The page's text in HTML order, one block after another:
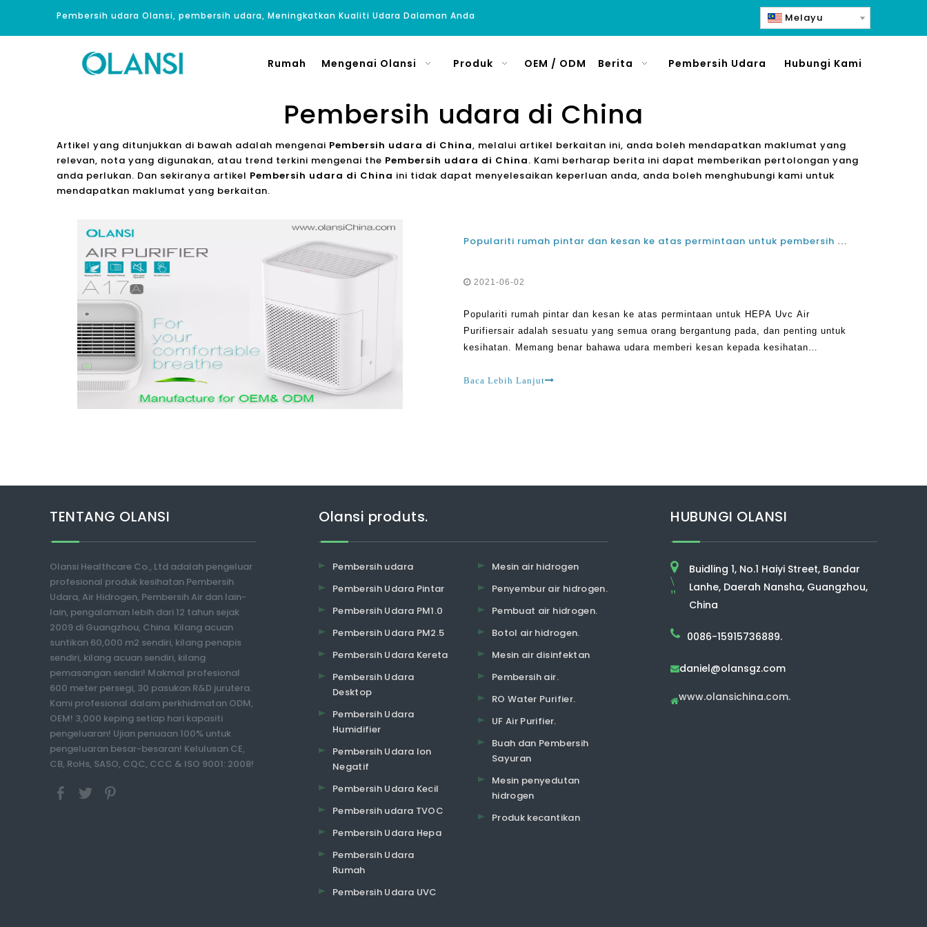
Pembersih udara Olansi, pembersih udara, Meningkatkan Kualiti Udara Dalaman Anda Melayu
Rumah Mengenai Olansi Produk OEM / ODM Berita Pembersih Udara Hubungi Kami
Pembersih udara di China
Artikel yang ditunjukkan di bawah adalah mengenai Pembersih udara di China, melalui artikel berkaitan ini, anda boleh mendapatkan maklumat yang
relevan, nota yang digunakan, atau trend terkini mengenai the Pembersih udara di China. Kami berharap berita ini dapat memberikan pertolongan yang
anda perlukan. Dan sekiranya artikel Pembersih udara di China ini tidak dapat menyelesaikan keperluan anda, anda boleh menghubungi kami untuk
mendapatkan maklumat yang berkaitan.
Populariti rumah pintar dan kesan ke atas permintaan untuk pembersih udara UVC HEPA
2021-06-02
Populariti rumah pintar dan kesan ke atas permintaan untuk HEPA Uvc Air
Purifiersair adalah sesuatu yang semua orang bergantung pada, dan penting untuk
kesihatan. Memang benar bahawa udara memberi kesan kepada kesihatan
berada pada bentuk yang paling murni. Terdapat banyak penyakit dan penyakit
Baca Lebih Lanjut
TENTANG OLANSI
Olansi Healthcare Co., Ltd adalah pengeluar
profesional produk kesihatan Pembersih
Udara, Air Hidrogen, Pembersih Air dan lain-
lain, pengalaman lebih dari 12 tahun sejak
2009 di Guangzhou, China. Kilang acuan
suntikan 60,000 m2 sendiri, kilang penapis
sendiri, kilang acuan sendiri, kilang
pemasangan sendiri! Makmal profesional
600 meter persegi, 30 pasukan R&D jurutera.
Kami profesional dalam perkhidmatan ODM,
OEM! 3,000 keping setiap hari kapasiti
pengeluaran! Ujian penuaan 100% untuk
pengeluaran besar-besaran! Kelulusan CE,
CB, RoHs, SASO, CQC, CCC & ISO 9001: 2008!
Olansi produts.
Pembersih udara
Pembersih Udara Pintar
Pembersih Udara PM1.0
Pembersih Udara PM2.5
Pembersih Udara Kereta
Pembersih Udara
Desktop
Pembersih Udara
Humidifier
Pembersih Udara Ion
Negatif
Pembersih Udara Kecil
Pembersih udara TVOC
Pembersih Udara Hepa
Pembersih Udara
Rumah
Pembersih Udara UVC
Mesin air hidrogen
Penyembur air hidrogen.
Pembuat air hidrogen.
Botol air hidrogen.
Mesin air disinfektan
Pembersih air.
RO Water Purifier.
UF Air Purifier.
Buah dan Pembersih
Sayuran
Mesin penyedutan
hidrogen
Produk kecantikan
HUBUNGI OLANSI
\
"
Buidling 1, No.1 Haiyi Street, Bandar
Lanhe, Daerah Nansha, Guangzhou,
China
0086-15915736889.
daniel@olansgz.com
www.olansichina.com.